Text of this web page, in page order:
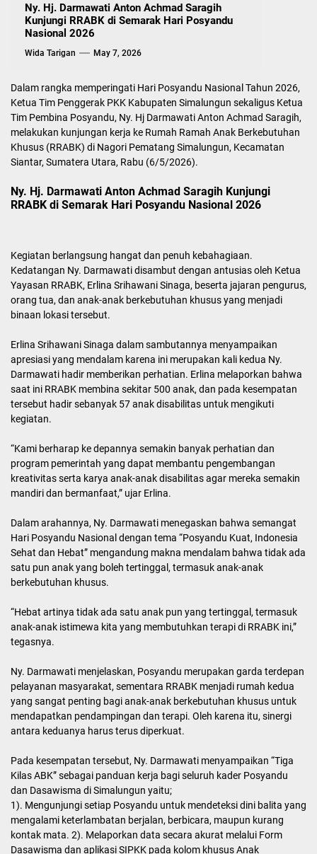
Ny. Hj. Darmawati Anton Achmad Saragih
Kunjungi RRABK di Semarak Hari Posyandu
Nasional 2026
Wida Tarigan May 7, 2026
Dalam rangka memperingati Hari Posyandu Nasional Tahun 2026,
Ketua Tim Penggerak PKK Kabupaten Simalungun sekaligus Ketua
Tim Pembina Posyandu, Ny. Hj Darmawati Anton Achmad Saragih,
melakukan kunjungan kerja ke Rumah Ramah Anak Berkebutuhan
Khusus (RRABK) di Nagori Pematang Simalungun, Kecamatan
Siantar, Sumatera Utara, Rabu (6/5/2026).
Ny. Hj. Darmawati Anton Achmad Saragih Kunjungi
RRABK di Semarak Hari Posyandu Nasional 2026
Kegiatan berlangsung hangat dan penuh kebahagiaan.
Yayasan RRABK, Erlina Srihawani Sinaga, beserta jajaran pengurus,
orang tua, dan anak-anak berkebutuhan khusus yang menjadi
binaan lokasi tersebut.
Erlina Srihawani Sinaga dalam sambutannya menyampaikan
Darmawati hadir memberikan perhatian. Erlina melaporkan bahwa
saat ini RRABK membina sekitar 500 anak, dan pada kesempatan
tersebut hadir sebanyak 57 anak disabilitas untuk mengikuti
“Kami berharap ke depannya semakin banyak perhatian dan
program pemerintah yang dapat membantu pengembangan
kreativitas serta karya anak-anak disabilitas agar mereka semakin
mandiri dan bermanfaat,” ujar Erlina.
Dalam arahannya, Ny. Darmawati menegaskan bahwa semangat
Hari Posyandu Nasional dengan tema “Posyandu Kuat, Indonesia
Sehat dan Hebat” mengandung makna mendalam bahwa tidak ada
satu pun anak yang boleh tertinggal, termasuk anak-anak
berkebutuhan khusus.